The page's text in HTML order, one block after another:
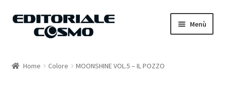
Vai
Vai
Menù
Home Colore MOONSHINE VOL.5 – IL POZZO